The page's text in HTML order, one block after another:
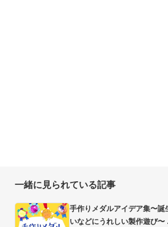
一緒に見られている記事
手作りメダルアイデア集〜
いなどにうれしい製作遊び〜